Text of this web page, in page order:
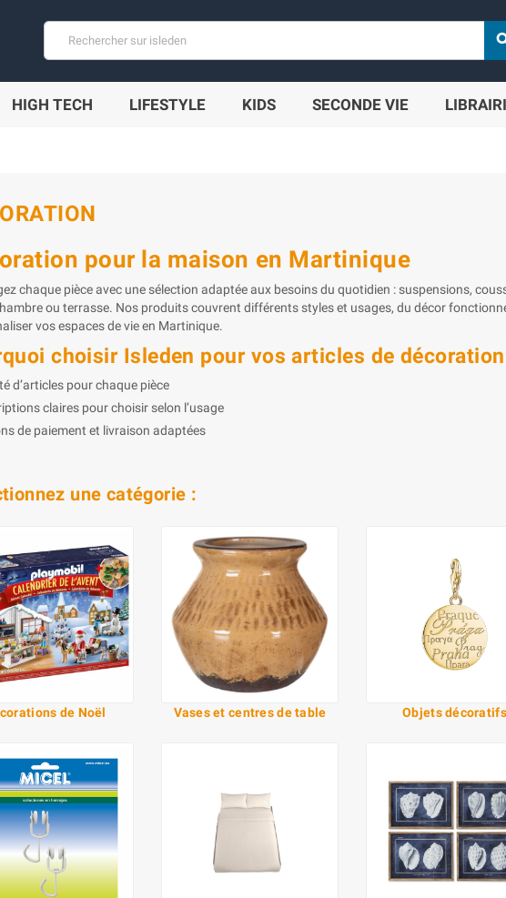
HIGH TECH LIFESTYLE KIDS SECONDE VIE
pour la maison en Martinique
chaque pièce avec une sélection adaptée aux besoins du quotidien : suspensions,
ou terrasse. Nos produits couvrent différents styles et usages, du décor
vos espaces de vie en Martinique.
choisir Isleden pour vos articles de
d’articles pour chaque pièce
claires pour choisir selon l’usage
de paiement et livraison adaptées
une catégorie :
de Noël Vases et centres de table Objets décoratifs